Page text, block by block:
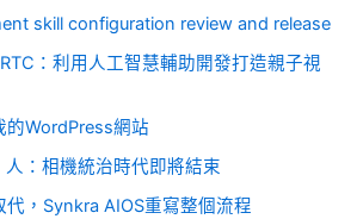
skill configuration review and release
：利用人工智慧輔助開發打造親子視
WordPress網站
：相機統治時代即將結束
，Synkra AIOS重寫整個流程